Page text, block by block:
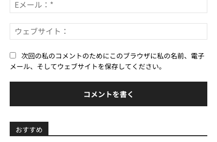
メ
ー
*ェ
次回の私のコメントのためにこのブラウザに私の名前、電子
メール、そしてウェブサイトを保存してください。
おすすめ